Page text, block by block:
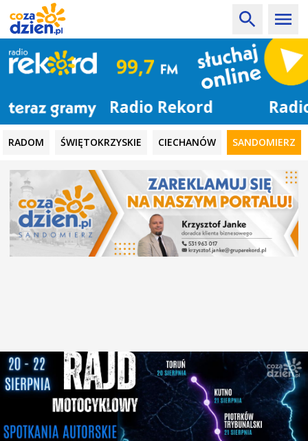
Radio Rekord
RADOM ŚWIĘTOKRZYSKIE CIECHANÓW SANDOMIERZ